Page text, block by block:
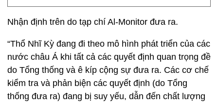
Nhận định trên do tạp chí Al-Monitor đưa ra.
“Thổ Nhĩ Kỳ đang đi theo mô hình phát triển của các
nước châu Á khi tất cả các quyết định quan trọng đề
do Tổng thống và ê kíp cộng sự đưa ra. Các cơ chế
kiểm tra và phản biện các quyết định (do Tổng
thống đưa ra) đang bị suy yếu, dẫn đến chất lượng